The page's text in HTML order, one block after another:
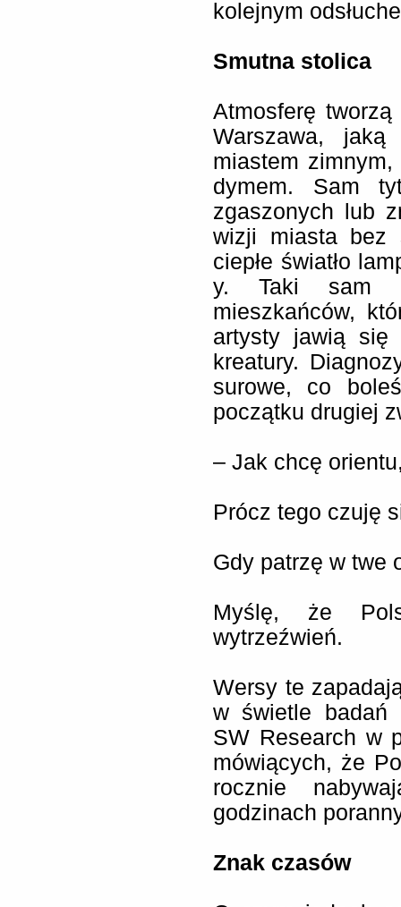
kolejnym
Smutna stolica
Atmosferę
Warszawa,
miastem zimnym,
dymem. Sam
zgaszonych lub
wizji miasta bez
ciepłe światło
y. Taki sam
mieszkańców,
artysty jawią się
kreatury.
surowe, co
początku drugiej
– Jak chcę
Prócz tego czuję
Gdy patrzę w twe
Myślę, że
wytrzeźwień.
Wersy te
w świetle badań
SW Research w
mówiących, że
rocznie
godzinach
Znak czasów